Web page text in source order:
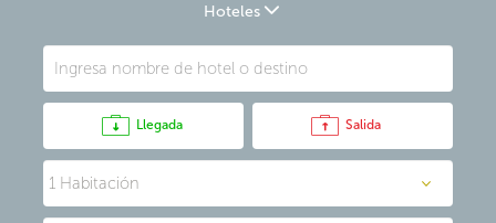
Hoteles
Llegada Salida